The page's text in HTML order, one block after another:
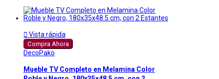
 Vista rápida
Compra Ahora
DecoPako
Mueble TV Completo en Melamina Color